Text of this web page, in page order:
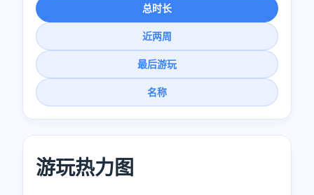
总时长
近两周
最后游玩
名称
游玩热力图